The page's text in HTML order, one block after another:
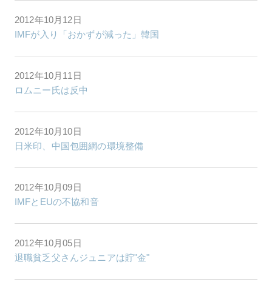
2012年10月12日
IMFが入り「おかずが減った」韓国
2012年10月11日
ロムニー氏は反中
2012年10月10日
日米印、中国包囲網の環境整備
2012年10月09日
IMFとEUの不協和音
2012年10月05日
退職貧乏父さんジュニアは貯"金"